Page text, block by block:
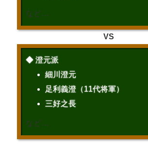
など…
VS
◆ 澄元派
細川澄元
足利義澄（11代将軍）
三好之長
など…